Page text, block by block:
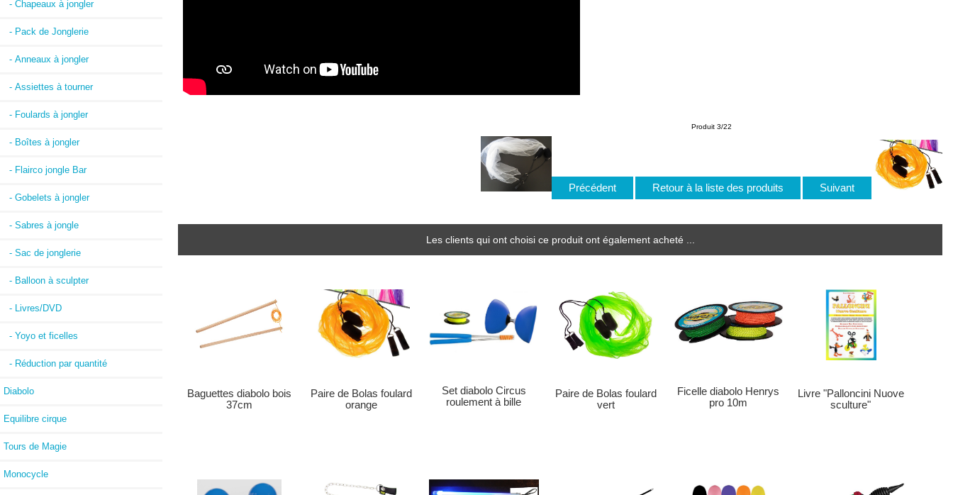
- Chapeaux à jongler
- Pack de Jonglerie
- Anneaux à jongler
- Assiettes à tourner
- Foulards à jongler
- Boîtes à jongler
- Flairco jongle Bar
- Gobelets à jongler
- Sabres à jongle
- Sac de jonglerie
- Balloon à sculpter
- Livres/DVD
- Yoyo et ficelles
- Réduction par quantité
Diabolo
Equilibre cirque
Tours de Magie
Monocycle
Produit 3/22
Précédent Retour à la liste des produits Suivant
Les clients qui ont choisi ce produit ont également acheté ...
Baguettes diabolo bois
37cm
Paire de Bolas foulard
orange
Set diabolo Circus
roulement à bille
Paire de Bolas foulard
vert
Ficelle diabolo Henrys
pro 10m
Livre "Palloncini Nuove
sculture"